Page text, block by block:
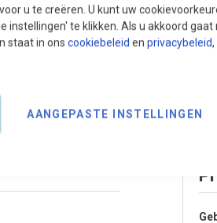
u te creëren. U kunt uw
instellingen' te klikken. Als u akkoord gaat
staat in ons cookiebeleid en privacybeleid
AANGEPASTE INSTELLINGEN